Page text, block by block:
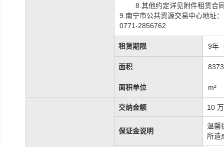
8. 其他约定详见附件租赁合
9.南宁市公共资源交易中心地址
0771-2856762
租赁期限 9年
面积
面积单位 m²
交纳金额 10
保证金说明
温馨
所造